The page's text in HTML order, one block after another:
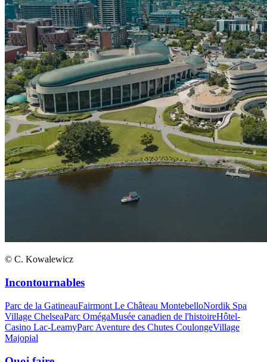
© C. Kowalewicz
Incontournables
Parc de la GatineauFairmont Le Château MontebelloNordik Spa
Village ChelseaParc OmégaMusée canadien de l'histoireHôtel-
Casino Lac-LeamyParc Aventure des Chutes CoulongeVillage
Majopial